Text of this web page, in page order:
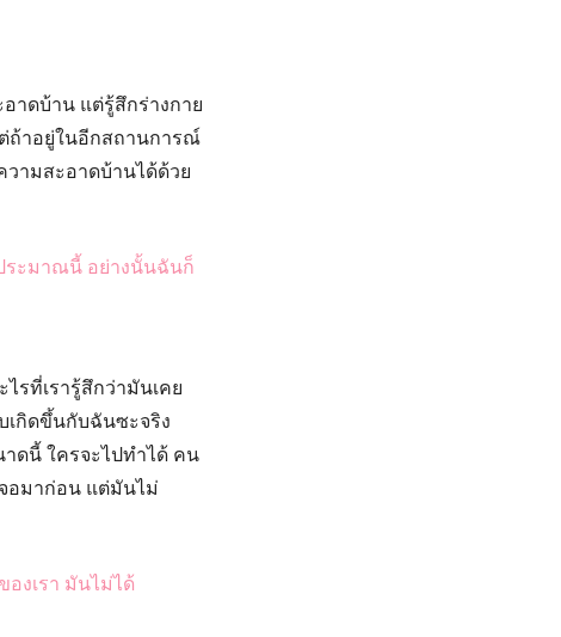
าดบ้าน แต่รู้สึกร่างกาย
ต่ถ้าอยู่ในอีกสถานการณ์
วามสะอาดบ้านได้ด้วย
ระมาณนี้ อย่างนั้นฉันก็
รที่เรารู้สึกว่ามันเคย
เกิดขึ้นกับฉันซะจริง
ดนี้ ใครจะไปทำได้ คน
อมาก่อน แต่มันไม่
องเรา มันไม่ได้